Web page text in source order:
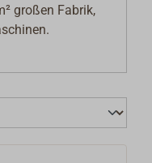
großen Fabrik,